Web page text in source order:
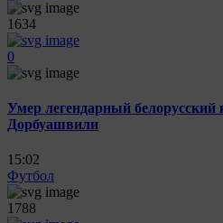
1634
0
Умер легендарный белорусский
Дорбуашвили
15:02
Футбол
1788